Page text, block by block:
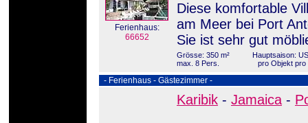
Ferienhaus:
66652
Diese komfortable
am Meer bei Port
Sie ist sehr gut
Grösse: 350 m²
max. 8 Pers.
Hauptsaison:
pro Objekt pro
- Ferienhaus - Gästezimmer -
Karibik - Jamaica -